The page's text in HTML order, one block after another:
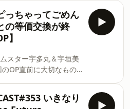
者の森田秀一さんと一
ます。 Learn more
Visit
adchoices
っちゃってごめん
の等価交換が終
】
スター宇多丸＆宇垣美
に見つかったものの、
そして、指輪を紛失な
いきなり